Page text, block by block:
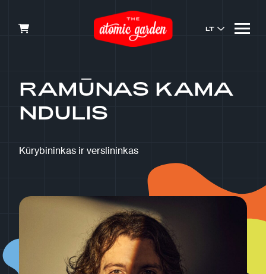
LT
RAMŪNAS KAMA
NDULIS
Kūrybininkas ir verslininkas